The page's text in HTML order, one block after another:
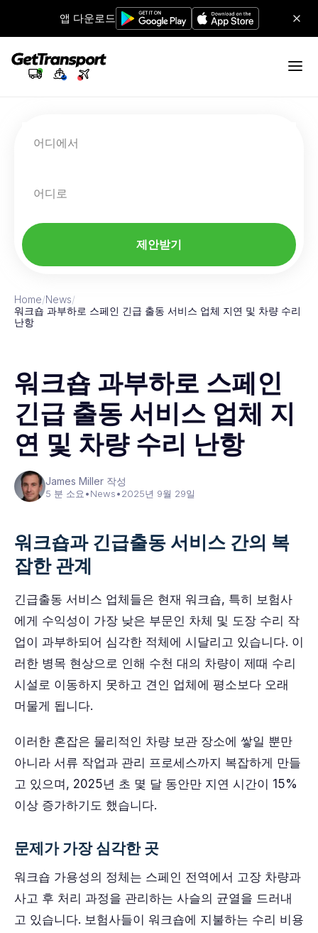
앱 다운로드
어디에서
어디로
제안받기
Home/News/
워크숍 과부하로 스페인 긴급 출동 서비스 업체 지연 및 차량 수리
난항
워크숍 과부하로 스페인
긴급 출동 서비스 업체 지
연 및 차량 수리 난항
James Miller 작성
5 분 소요 •News•2025년 9월 29일
워크숍과 긴급출동 서비스 간의 복
잡한 관계
긴급출동 서비스 업체들은 현재 워크숍, 특히 보험사
에게 수익성이 가장 낮은 부문인 차체 및 도장 수리 작
업이 과부하되어 심각한 적체에 시달리고 있습니다. 이
러한 병목 현상으로 인해 수천 대의 차량이 제때 수리
시설로 이동하지 못하고 견인 업체에 평소보다 오래
머물게 됩니다.
이러한 혼잡은 물리적인 차량 보관 장소에 쌓일 뿐만
아니라 서류 작업과 관리 프로세스까지 복잡하게 만들
고 있으며, 2025년 초 몇 달 동안만 지연 시간이 15%
이상 증가하기도 했습니다.
문제가 가장 심각한 곳
워크숍 가용성의 정체는 스페인 전역에서 고장 차량과
사고 후 처리 과정을 관리하는 사슬의 균열을 드러내
고 있습니다. 보험사들이 워크숍에 지불하는 수리 비용